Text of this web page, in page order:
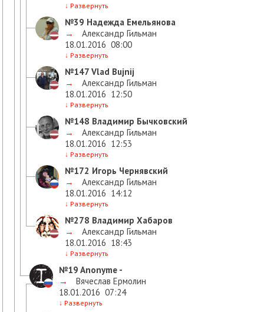
↓ Развернуть
№39 Надежда Емельянова
→
Александр Гильман
18.01.2016 08:00
↓ Развернуть
№147 Vlad Bujnij
→
Александр Гильман
18.01.2016 12:50
↓ Развернуть
№148 Владимир Бычковский
→
Александр Гильман
18.01.2016 12:53
↓ Развернуть
№172 Игорь Чернявский
→
Александр Гильман
18.01.2016 14:12
↓ Развернуть
№278 Владимир Хабаров
→
Александр Гильман
18.01.2016 18:43
↓ Развернуть
№19 Anonyme -
→
Вячеслав Ермолин
18.01.2016 07:24
↓ Развернуть